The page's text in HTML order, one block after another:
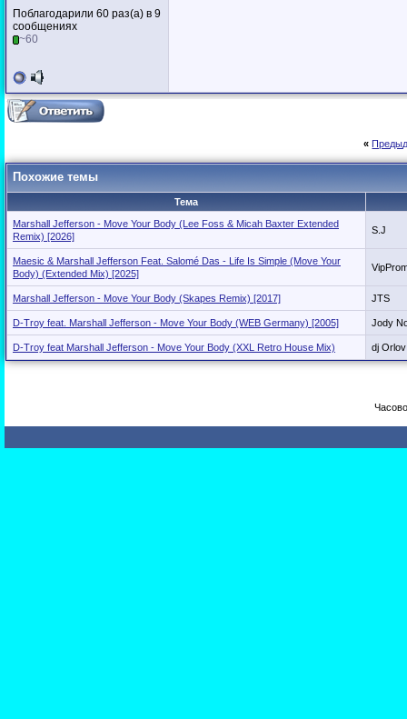
Поблагодарили 60 раз(а) в 9
сообщениях
~60
«
Похожие темы
Тема
Marshall Jefferson - Move Your Body (Lee Foss & Micah Baxter Extended
Remix) [2026]
S.J
Maesic & Marshall Jefferson Feat. Salomé Das - Life Is Simple (Move Your
Body) (Extended Mix) [2025]
Marshall Jefferson - Move Your Body (Skapes Remix) [2017] JTS
D-Troy feat. Marshall Jefferson - Move Your Body (WEB Germany) [2005] Jody
D-Troy feat Marshall Jefferson - Move Your Body (XXL Retro House Mix) dj Orlov